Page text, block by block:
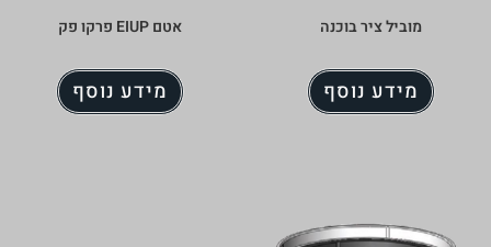
אטם EIUP פרקו פק
מידע נוסף